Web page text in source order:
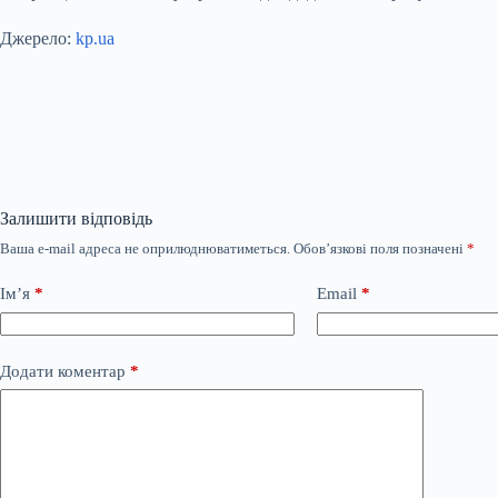
Джерело: kp.ua
Залишити відповідь
Ваша e-mail адреса не оприлюднюватиметься. Обов’язкові поля позначені *
Ім’я * Email *
Додати коментар *